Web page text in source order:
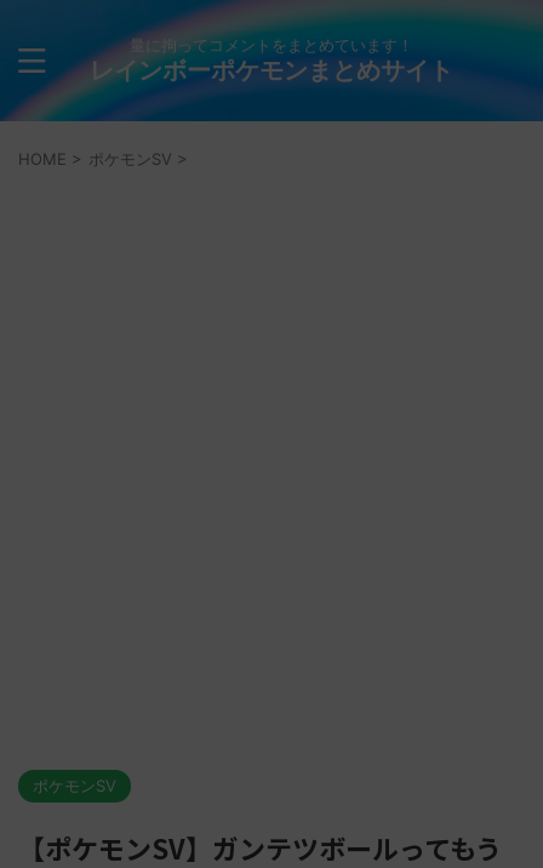
量に拘ってコメントをまとめています！
レインボーポケモンまとめサイト
HOME > ポケモンSV >
ポケモンSV
【ポケモンSV】ガンテツボールってもう